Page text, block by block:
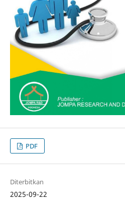
PDF
Diterbitkan
2025-09-22